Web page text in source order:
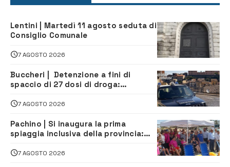
Lentini | Martedì 11 agosto seduta di
Consiglio Comunale
7 AGOSTO 2026
Buccheri | Detenzione a fini di
spaccio di 27 dosi di droga:
7 AGOSTO 2026
Pachino | Si inaugura la prima
spiaggia inclusiva della provincia:
tutti
7 AGOSTO 2026